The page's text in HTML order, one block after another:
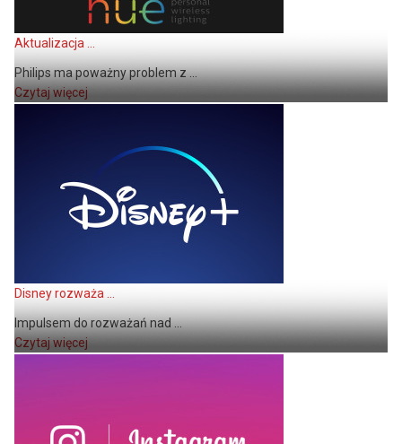
Aktualizacja ...
Philips ma poważny problem z ...
Czytaj więcej
Disney rozważa ...
Impulsem do rozważań nad ...
Czytaj więcej